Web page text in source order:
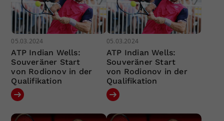
05.03.2024
ATP Indian Wells:
Souveräner Start
von Rodionov in der
Qualifikation
05.03.2024
ATP Indian Wells:
Souveräner Start
von Rodionov in der
Qualifikation